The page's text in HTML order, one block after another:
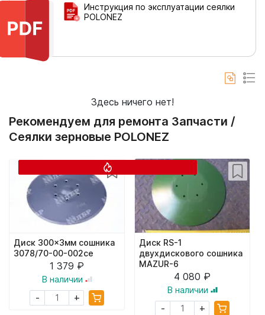
Инструкция по эксплуатации сеялки
POLONEZ
Здесь ничего нет!
Рекомендуем для ремонта Запчасти /
Сеялки зерновые POLONEZ
Диск 300x3мм сошника
3078/70-00-002ce
1 379 ₽
В наличии
- +
Диск RS-1
двухдискового сошника
MAZUR-6
4 080 ₽
В наличии
- +